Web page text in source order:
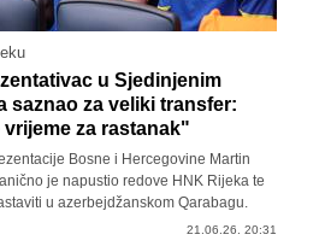
u Sjedinjenim
saznao za veliki transfer:
za rastanak"
Bosne i Hercegovine Martin
je napustio redove HNK Rijeka te
u azerbejdžanskom Qarabagu.
21.06.26. 20:31